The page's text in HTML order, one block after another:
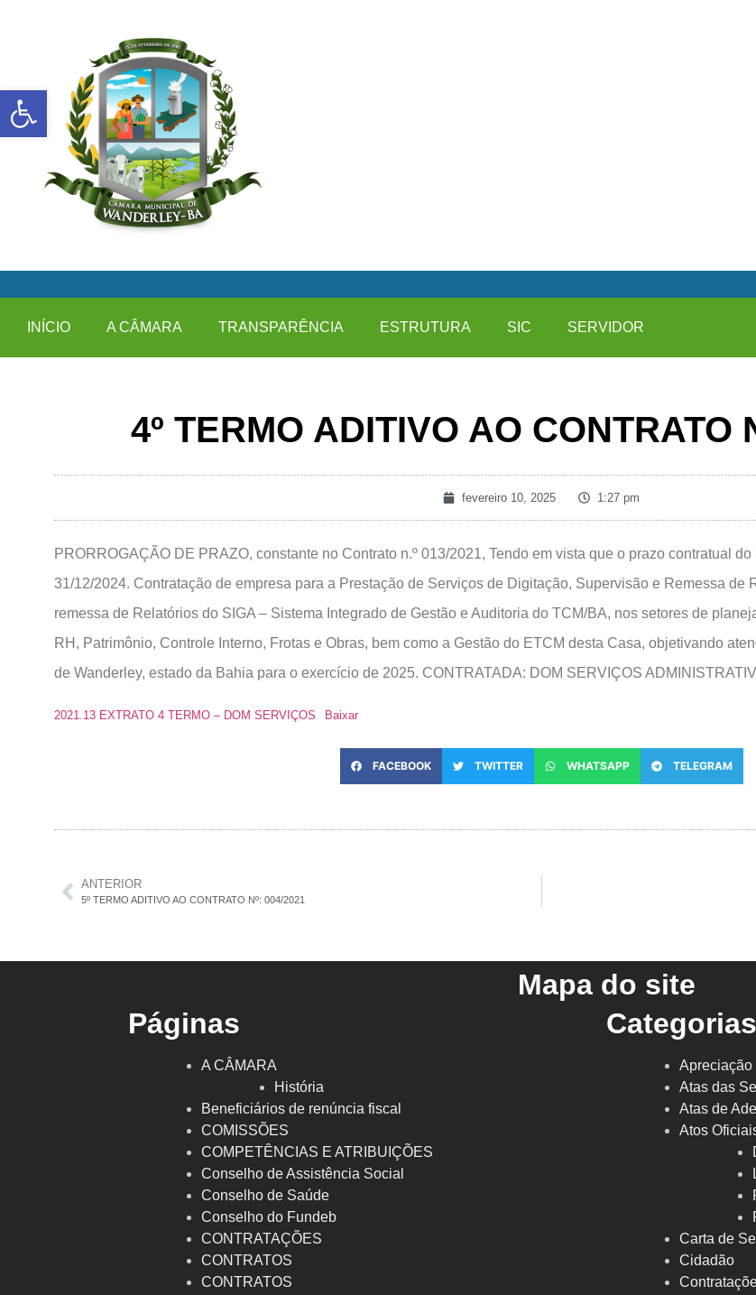
INÍCIO A CÂMARA TRANSPARÊNCIA ESTRUTURA SIC SERVIDOR
4º TERMO ADITIVO AO CONTRATO
fevereiro 10, 2025 1:27 pm
PRORROGAÇÃO DE PRAZO, constante no Contrato n.º 013/2021, Tendo em vista que o prazo contratual
31/12/2024. Contratação de empresa para a Prestação de Serviços de Digitação, Supervisão e Remessa de
remessa de Relatórios do SIGA – Sistema Integrado de Gestão e Auditoria do TCM/BA, nos setores de
RH, Patrimônio, Controle Interno, Frotas e Obras, bem como a Gestão do ETCM desta Casa, objetivando
de Wanderley, estado da Bahia para o exercício de 2025. CONTRATADA: DOM SERVIÇOS
2021.13 EXTRATO 4 TERMO – DOM SERVIÇOS Baixar
FACEBOOK TWITTER WHATSAPP TELEGRAM
ANTERIOR
5º TERMO ADITIVO AO CONTRATO Nº: 004/2021
Mapa do site
Páginas
A CÂMARA
História
Beneficiários de renúncia fiscal
COMISSÕES
COMPETÊNCIAS E ATRIBUIÇÕES
Conselho de Assistência Social
Conselho de Saúde
Conselho do Fundeb
CONTRATAÇÕES
CONTRATOS
CONTRATOS
Categorias
Apreciação
Atas das
Atas de
Atos
Carta de
Cidadão
Abrir a barra de ferramentas